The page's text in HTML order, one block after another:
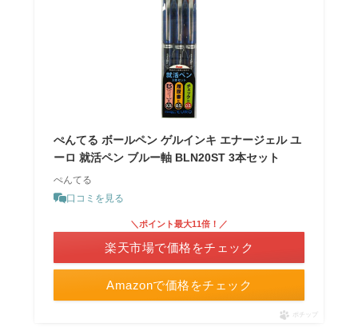
ぺんてる ボールペン ゲルインキ エナージェル ユ
ーロ 就活ペン ブルー軸 BLN20ST 3本セット
ぺんてる
口コミを見る
Amazonで価格をチェック
＼ポイント最大11倍！／
楽天市場で価格をチェック
ポチップ